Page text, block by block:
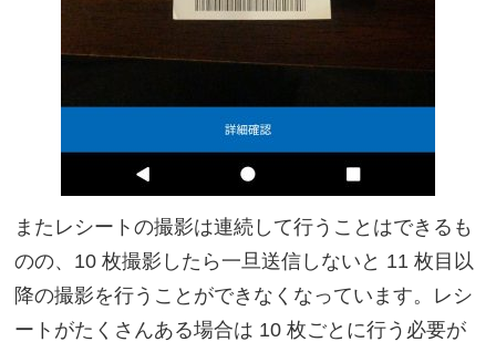
またレシートの撮影は連続して行うことはできるも
のの、10 枚撮影したら一旦送信しないと 11 枚目以
降の撮影を行うことができなくなっています。レシ
ートがたくさんある場合は 10 枚ごとに行う必要が